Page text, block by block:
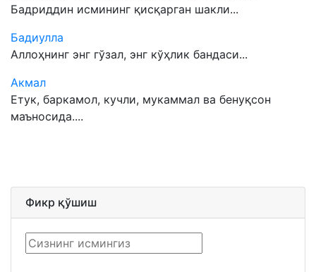
Бадриддин исмининг қисқарган шакли...
Бадиулла
Аллоҳнинг энг гўзал, энг кўҳлик бандаси...
Акмал
Етук, баркамол, кучли, мукаммал ва бенуқсон
маъносида....
Фикр қўшиш